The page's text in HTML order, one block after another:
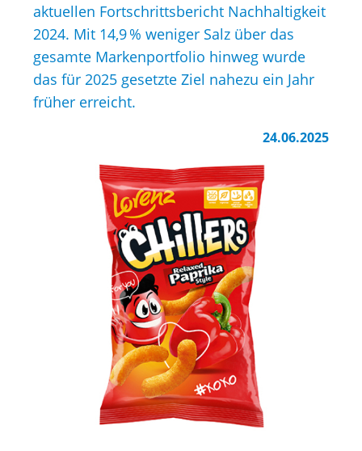
aktuellen Fortschrittsbericht Nachhaltigkeit
2024. Mit 14,9 % weniger Salz über das
gesamte Markenportfolio hinweg wurde
das für 2025 gesetzte Ziel nahezu ein Jahr
früher erreicht.
24.06.2025